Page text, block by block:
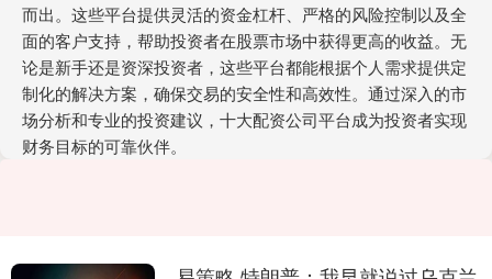
而出。这些平台提供灵活的资金杠杆、严格的风险控制以及全
面的客户支持，帮助投资者在股票市场中获得更高的收益。无
论是新手还是资深投资者，这些平台都能根据个人需求提供定
制化的解决方案，确保交易的安全性和高效性。通过深入的市
场分析和专业的投资建议，十大配资公司平台成为投资者实现
财务目标的可靠伙伴。